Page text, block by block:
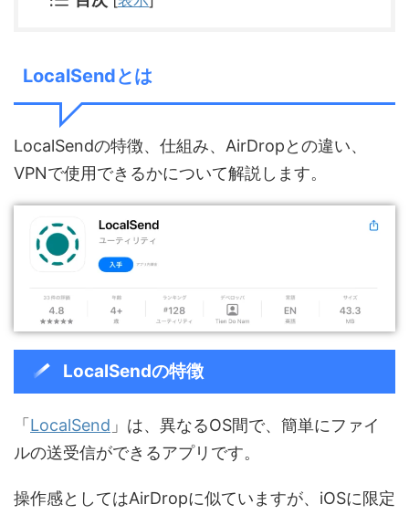
LocalSendとは
LocalSendの特徴、仕組み、AirDropとの違い、
VPNで使用できるかについて解説します。
LocalSendの特徴
「 LocalSend 」は、異なるOS間で、簡単にファイ
ルの送受信ができるアプリです。
操作感としてはAirDropに似ていますが、iOSに限定